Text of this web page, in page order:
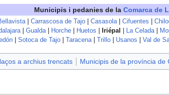
Municipis i pedanies de la Comarca de
Carrascosa de Tajo Casasola Cifuentes
| Gualda| Horche| Huetos Iriépal La Celada|
Sotoca de Tajo Taracena Trillo Usanos Val de
a archius trencats Municipis de la província de